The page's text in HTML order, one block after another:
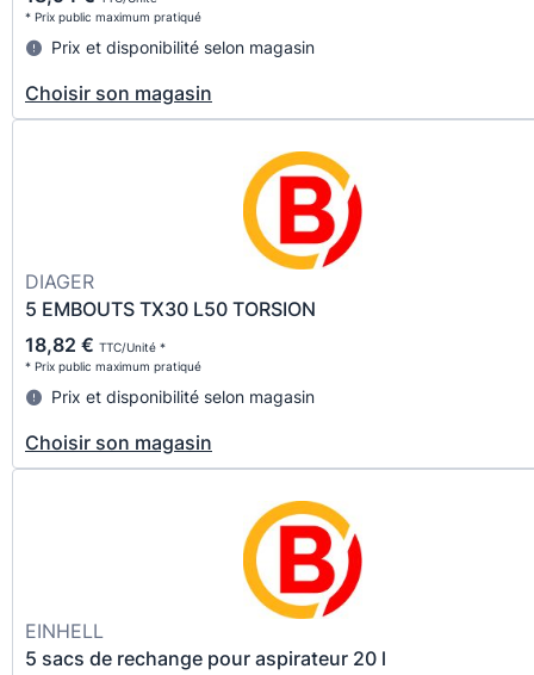
* Prix public maximum pratiqué
Prix et disponibilité selon magasin
Choisir son magasin
DIAGER
5 EMBOUTS TX30 L50 TORSION
18,82 € TTC/Unité *
* Prix public maximum pratiqué
Prix et disponibilité selon magasin
Choisir son magasin
EINHELL
5 sacs de rechange pour aspirateur 20 l